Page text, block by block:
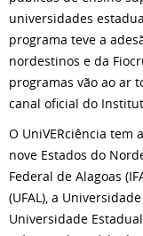
universidades
programa teve a
nordestinos e da
programas vão ao ar
canal oficial do
O UniVERciência tem
nove Estados do
Federal de Alagoas
(UFAL), a
Universidade